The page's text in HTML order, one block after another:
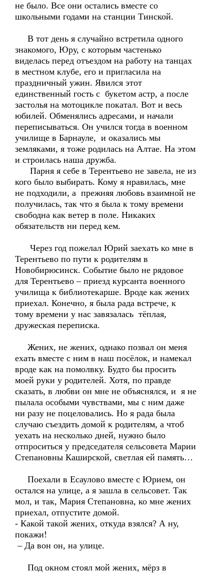
не было. Все они остались вместе со
школьными годами на станции Тинской.
В тот день я случайно встретила одного
знакомого, Юру, с которым частенько
виделась перед отъездом на работу на танцах
в местном клубе, его и пригласила на
праздничный ужин. Явился этот
единственный гость с букетом астр, а после
застолья на мотоцикле покатал. Вот и весь
юбилей. Обменялись адресами, и начали
переписываться. Он учился тогда в военном
училище в Барнауле, и оказались мы
земляками, я тоже родилась на Алтае. На этом
и строилась наша дружба.
Парня я себе в Терентьево не завела, не из
кого было выбирать. Кому я нравилась, мне
не подходили, а прежняя любовь взаимной не
получилась, так что я была к тому времени
свободна как ветер в поле. Никаких
обязательств ни перед кем.
Через год пожелал Юрий заехать ко мне в
Терентьево по пути к родителям в
Новобирюсинск. Событие было не рядовое
для Терентьево – приезд курсанта военного
училища к библиотекарше. Вроде как жених
приехал. Конечно, я была рада встрече, к
тому времени у нас завязалась тёплая,
дружеская переписка.
Жених, не жених, однако позвал он меня
ехать вместе с ним в наш посёлок, и намекал
вроде как на помолвку. Будто бы просить
моей руки у родителей. Хотя, по правде
сказать, в любви он мне не объяснялся, и я не
пылала особыми чувствами, мы с ним даже
ни разу не поцеловались. Но я рада была
случаю съездить домой к родителям, а чтоб
уехать на несколько дней, нужно было
отпроситься у председателя сельсовета Марии
Степановны Каширской, светлая ей память…
Поехали в Есаулово вместе с Юрием, он
остался на улице, а я зашла в сельсовет. Так
мол, и так, Мария Степановна, ко мне жених
приехал, отпустите домой.
- Какой такой жених, откуда взялся? А ну,
покажи!
– Да вон он, на улице.
Под окном стоял мой жених, мёрз в